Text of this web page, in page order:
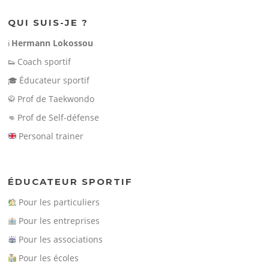
QUI SUIS-JE ?
ℹ️ Hermann Lokossou
👟 Coach sportif
🎓 Éducateur sportif
🥋 Prof de Taekwondo
👊 Prof de Self-défense
Personal trainer
ÉDUCATEUR SPORTIF
Pour les particuliers
Pour les entreprises
Pour les associations
Pour les écoles